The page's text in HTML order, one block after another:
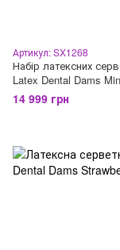
Артикул: SX1268
Набір латексних
Latex Dental Dams
14 999 грн